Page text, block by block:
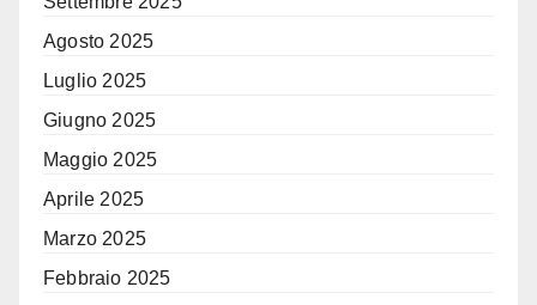
Agosto 2025
Luglio 2025
Giugno 2025
Maggio 2025
Aprile 2025
Marzo 2025
Febbraio 2025